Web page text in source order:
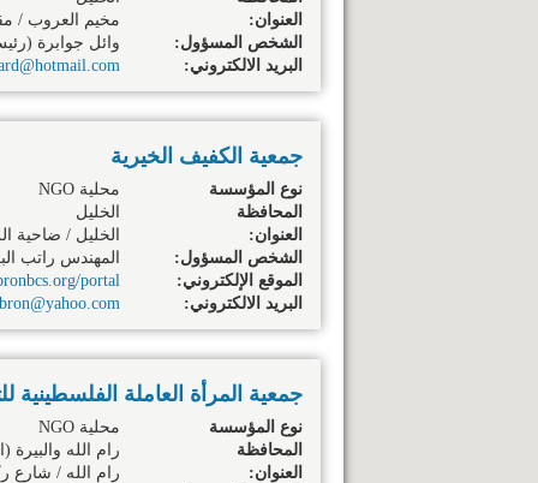
العنوان:
مخيم العروب /
الشخص المسؤول:
وائل جوابرة
البريد الالكتروني:
جمعية الكفيف الخيرية
نوع المؤسسة
محلية NGO
المحافظة
الخليل
العنوان:
الخليل / ضاحية
الشخص المسؤول:
المهندس راتب
الموقع الإلكتروني:
portal
البريد الالكتروني:
جمعية المرأة العاملة الفلسطينية
نوع المؤسسة
محلية NGO
المحافظة
رام الله والبيرة
العنوان:
رام الله / شارع